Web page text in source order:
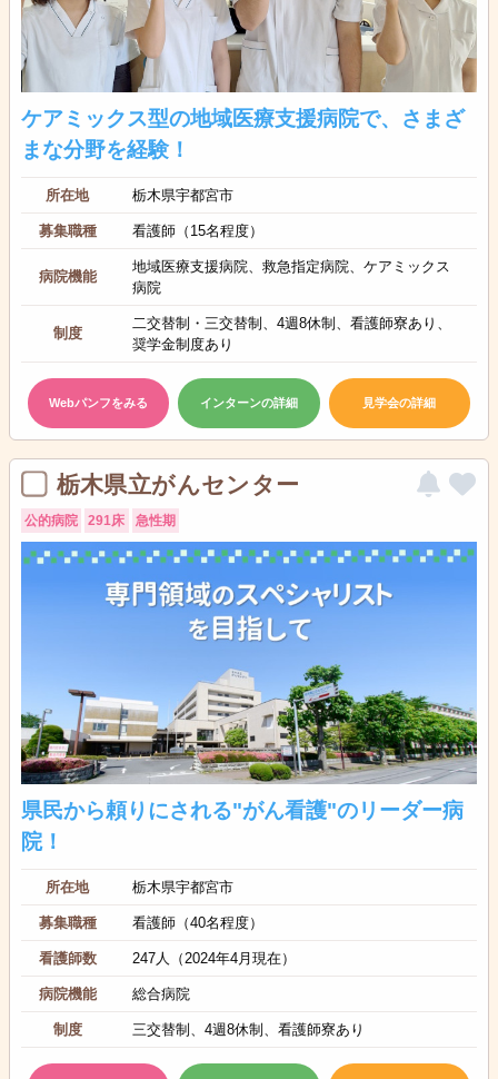
ケアミックス型の地域医療支援病院で、さまざ
まな分野を経験！
所在地 栃木県宇都宮市
募集職種 看護師（15名程度）
病院機能
地域医療支援病院、救急指定病院、ケアミックス
病院
制度
二交替制・三交替制、4週8休制、看護師寮あり、
奨学金制度あり
Webパンフをみる インターンの詳細 見学会の詳細
栃木県立がんセンター
公的病院 291床 急性期
県民から頼りにされる"がん看護"のリーダー病
院！
所在地 栃木県宇都宮市
募集職種 看護師（40名程度）
看護師数 247人（2024年4月現在）
病院機能 総合病院
制度 三交替制、4週8休制、看護師寮あり